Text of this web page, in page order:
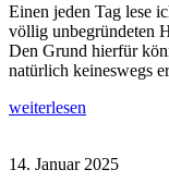
Einen jeden Tag lese
völlig unbegründeten
Den Grund hierfür
natürlich keineswegs
weiterlesen
14. Januar 2025